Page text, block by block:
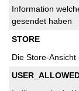
Information
gesendet haben
STORE
Die Store-